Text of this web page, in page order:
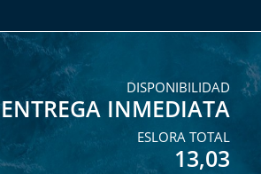
DISPONIBILIDAD
ENTREGA INMEDIATA
ESLORA TOTAL
13,03